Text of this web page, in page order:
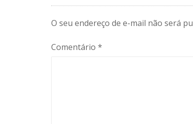
O seu endereço de e-mail não será
Comentário *